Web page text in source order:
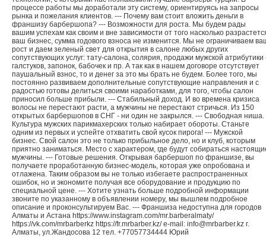
процессе работы мы доработали эту систему, ориентируясь на запросы
рынка и пожелания клиентов. --- Почему вам стоит вложить деньги в
франшизу барбершопа? --- Возможности для роста. Мы будем рады
вашим успехам как своим и вне зависимости от того насколько
ваш бизнес, сумма годового взноса не изменится. Мы не ограничиваем
рост и даем зеленый свет для открытия в салоне любых других
сопутствующих услуг: тату-салона, солярия, продажи мужской атрибутики
галстуков, запонок, бабочек и пр. А так как в нашем договоре отсутствует
паушальный взнос, то и денег за это мы брать не будем. Более того, мы
постоянно развиваем дополнительные сопутствующие направления и с
радостью готовы делиться своими наработками, для того, чтобы салон
приносил больше прибыли. --- Стабильный доход. И во времена кризиса
волосы не перестают расти, а мужчины не перестают стричься. Из 150
открытых барбершопов в СНГ - ни один не закрылся. --- Свободная ниша.
Культура мужских парикмахерских только набирает обороты. Станьте
одним из первых и успейте отхватить свой кусок пирога! --- Мужской
бизнес. Свой салон это не только прибыльное дело, но и клуб, которым
приятно заниматься. Место с характером, где будут собираться
мужчины. --- Готовые решения. Открывая барбершоп по франшизе, вы
получаете проработанную бизнес-модель, которая уже опробована и
отлажена. Таким образом вы не только избегаете распространенных
ошибок, но и экономите получая все оборудование и продукцию по
специальной цене. --- Хотите узнать больше подробной информации
звоните по указанному в объявлении номеру, мы вышлем подробное
описание и проконсультируем Вас. --- Франшиза недоступна для городов
Алматы и Астана https://www.instagram.com/mr.barberalmaty/
https://vk.com/mrbarberkz https://fr.mrbarber.kz/ e-mail: info@mrbarber.kz г.
Алматы, ул.Жандосова 12 тел. +77057734444 Юрий